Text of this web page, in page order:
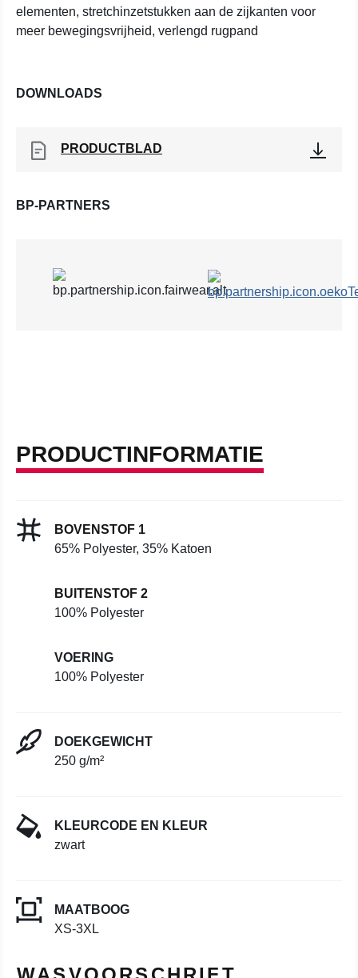
elementen, stretchinzetstukken aan de zijkanten voor
meer bewegingsvrijheid, verlengd rugpand
DOWNLOADS
PRODUCTBLAD
BP-PARTNERS
PRODUCTINFORMATIE
BOVENSTOF 1
65% Polyester, 35% Katoen
BUITENSTOF 2
100% Polyester
VOERING
100% Polyester
DOEKGEWICHT
250 g/m²
KLEURCODE EN KLEUR
zwart
MAATBOOG
XS-3XL